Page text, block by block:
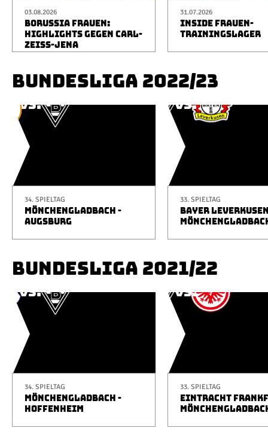
03.08.2026
BORUSSIA FRAUEN:
HIGHLIGHTS GEGEN CARL-
ZEISS-JENA
31.07.2026
INSIDE FRAUEN-
TRAININGSLAGER
BUNDESLIGA 2022/23
34. SPIELTAG
MÖNCHENGLADBACH -
AUGSBURG
33. SPIELTAG
BAYER
BUNDESLIGA 2021/22
34. SPIELTAG
MÖNCHENGLADBACH -
HOFFENHEIM
33. SPIELTAG
EINTRACHT